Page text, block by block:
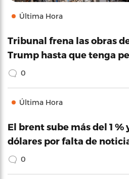
Última Hora
Tribunal frena las obras
Trump hasta que tenga
0
Última Hora
El brent sube más del 1 %
dólares por falta de
0